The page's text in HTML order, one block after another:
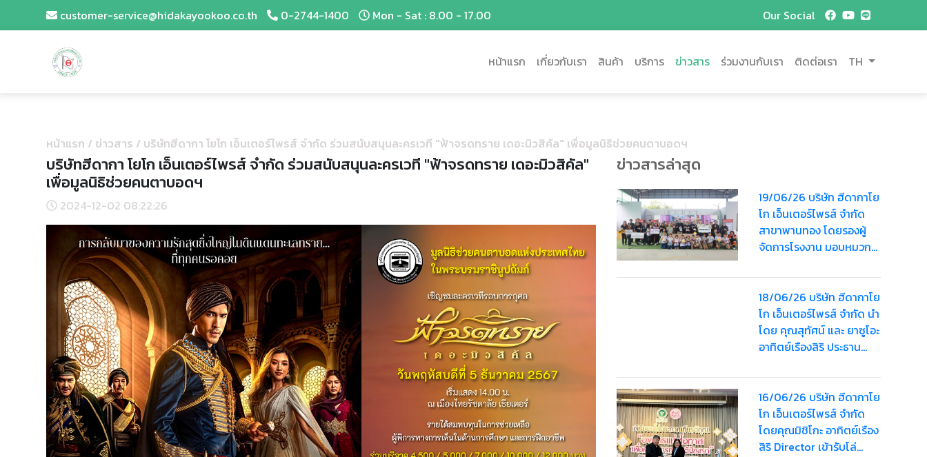
customer-service@hidakayookoo.co.th 0-2744-1400 Mon - Sat : 8.00 - 17.00 Our Social
หน้าแรก เกี่ยวกับเรา สินค้า บริการ ข่าวสาร ร่วมงานกับเรา ติดต่อเรา TH
หน้าแรก / ข่าวสาร / บริษัทฮีดากา โยโก เอ็นเตอร์ไพรส์ จำกัด ร่วมสนับสนุนละครเวที "ฟ้าจรดทราย เดอะมิวสิคัล" เพื่อมูลนิธิช่วยคนตาบอดฯ
บริษัทฮีดากา โยโก เอ็นเตอร์ไพรส์ จำกัด ร่วมสนับสนุนละครเวที "ฟ้าจรดทราย เดอะมิวสิคัล"
เพื่อมูลนิธิช่วยคนตาบอดฯ
2024-12-02 08:22:26
ข่าวสารล่าสุด
19/06/26 บริษัท ฮีดากาโย
โก เอ็นเตอร์ไพรส์ จำกัด
สาขาพานทอง โดยรองผู้
จัดการโรงงาน มอบหมวก
3,600 บาท
18/06/26 บริษัท ฮีดากาโย
โก เอ็นเตอร์ไพรส์ จำกัด นำ
โดย คุณสุทัศน์ และ ยาซูโอะ
อาทิตย์เรืองสิริ ประธาน
บริหาร บุคลากร และ
พนักงาน เข้าร่วมพระ
พิธีธรรมสวดพระอภิธรรม
พระบรมศพ สมเด็จพระนาง
เจ้าสิริกิติ์ พระบรม
16/06/26 บริษัท ฮีดากาโย
โก เอ็นเตอร์ไพรส์ จำกัด
โดยคุณมิชิโกะ อาทิตย์เรือง
สิริ Director เข้ารับโล่